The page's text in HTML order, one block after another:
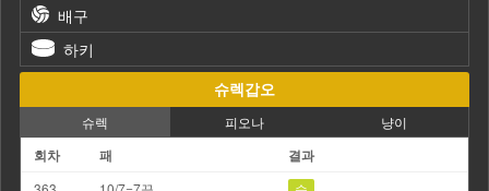
배구
하키
슈렉갑오
슈렉 피오나 냥이
회차 패 결과